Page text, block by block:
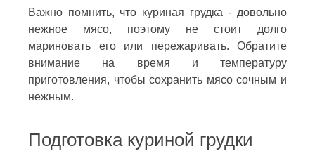
Важно помнить, что куриная грудка - довольно
нежное мясо, поэтому не стоит долго
мариновать его или пережаривать. Обратите
внимание на время и температуру
приготовления, чтобы сохранить мясо сочным и
нежным.
Подготовка куриной грудки